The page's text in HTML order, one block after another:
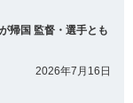
帰国 監督・選手とも
2026年7月16日